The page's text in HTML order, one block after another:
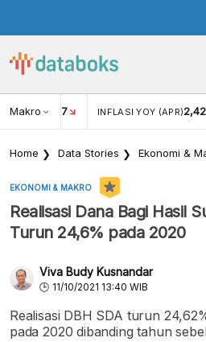
Makro
USD/IDR 17 INFLASI YOY (APR)
Home Data Stories Ekonomi &
EKONOMI & MAKRO
Realisasi Dana Bagi Hasil
Turun 24,6% pada 2020
Viva Budy Kusnandar
11/10/2021 13:40 WIB
Realisasi DBH SDA turun
pada 2020 dibanding tahun